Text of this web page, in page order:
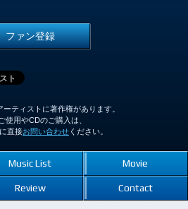
ファン登録
ティストに著作権があります。
使用やCDのご購入は、
直接お問い合わせ ください。
Music List Movie
Review Contact